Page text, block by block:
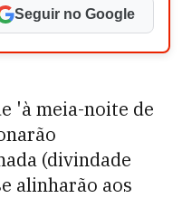
Seguir no Google
'à meia-noite de
(divindade
alinharão aos